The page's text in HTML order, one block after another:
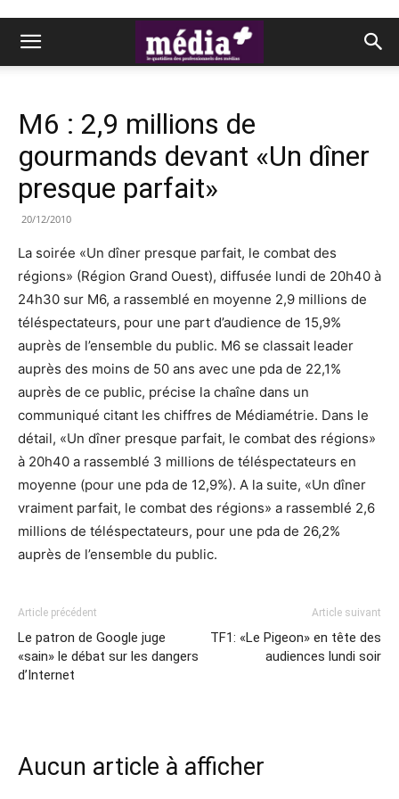
M6 : 2,9 millions de
gourmands devant «Un dîner
presque parfait»
20/12/2010
La soirée «Un dîner presque parfait, le combat des
régions» (Région Grand Ouest), diffusée lundi de 20h40 à
24h30 sur M6, a rassemblé en moyenne 2,9 millions de
téléspectateurs, pour une part d’audience de 15,9%
auprès de l’ensemble du public. M6 se classait leader
auprès des moins de 50 ans avec une pda de 22,1%
auprès de ce public, précise la chaîne dans un
communiqué citant les chiffres de Médiamétrie. Dans le
détail, «Un dîner presque parfait, le combat des régions»
à 20h40 a rassemblé 3 millions de téléspectateurs en
moyenne (pour une pda de 12,9%). A la suite, «Un dîner
vraiment parfait, le combat des régions» a rassemblé 2,6
millions de téléspectateurs, pour une pda de 26,2%
auprès de l’ensemble du public.
Article précédent
Le patron de Google juge
«sain» le débat sur les dangers
d’Internet
Article suivant
TF1: «Le Pigeon» en tête des
audiences lundi soir
Aucun article à afficher